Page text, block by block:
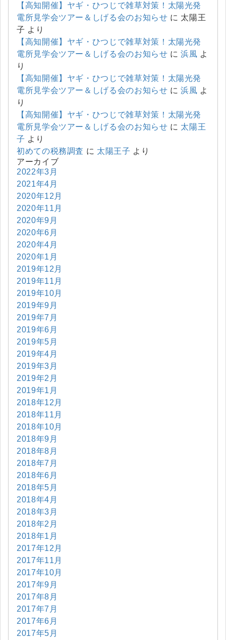
【高知開催】ヤギ・ひつじで雑草対策！太陽光発
電所見学会ツアー＆しげる会のお知らせ に 太陽王
子 より
【高知開催】ヤギ・ひつじで雑草対策！太陽光発
電所見学会ツアー＆しげる会のお知らせ に浜風 よ
り
【高知開催】ヤギ・ひつじで雑草対策！太陽光発
電所見学会ツアー＆しげる会のお知らせ に浜風 よ
り
【高知開催】ヤギ・ひつじで雑草対策！太陽光発
電所見学会ツアー＆しげる会のお知らせ に 太陽王
子 より
初めての税務調査 に 太陽王子 より
アーカイブ
2022年3月
2021年4月
2020年12月
2020年11月
2020年9月
2020年6月
2020年4月
2020年1月
2019年12月
2019年11月
2019年10月
2019年9月
2019年7月
2019年6月
2019年5月
2019年4月
2019年3月
2019年2月
2019年1月
2018年12月
2018年11月
2018年10月
2018年9月
2018年8月
2018年7月
2018年6月
2018年5月
2018年4月
2018年3月
2018年2月
2018年1月
2017年12月
2017年11月
2017年10月
2017年9月
2017年8月
2017年7月
2017年6月
2017年5月